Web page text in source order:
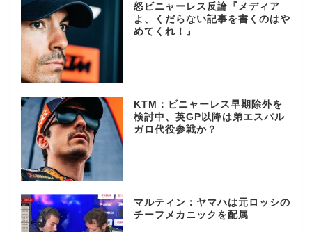
怒ビニャーレス反論『メディア
よ、くだらない記事を書くのはや
めてくれ！』
KTM：ビニャーレス早期除外を
検討中、英GP以降は弟エスパル
ガロ代役参戦か？
マルティン：ヤマハは元ロッシの
チーフメカニックを配属